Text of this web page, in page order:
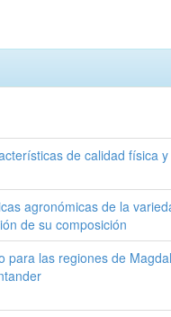
de calidad física
agronómicas de la
de su composición
para las regiones de